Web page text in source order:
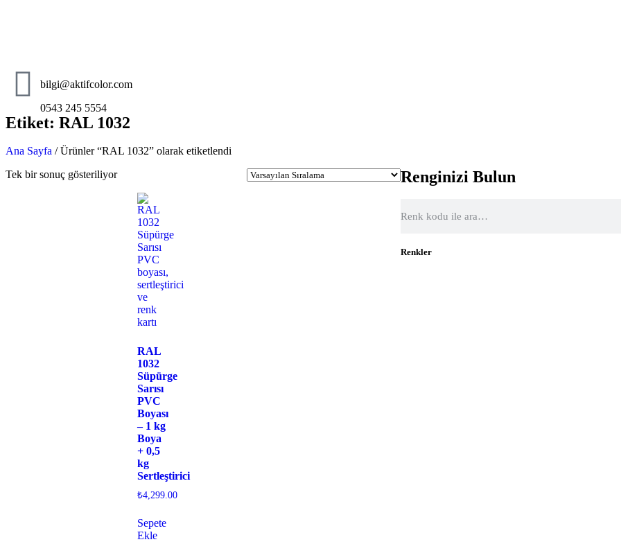
bilgi@aktifcolor.com
0543 245 5554
Etiket: RAL 1032
Ana Sayfa / Ürünler “RAL 1032” olarak etiketlendi
Tek bir sonuç gösteriliyor
RAL
1032
Süpürge
Sarısı
PVC
Boyası
– 1 kg
Boya
+ 0,5
kg
Sertleştirici
₺4,299.00
Sepete
Ekle
Renginizi Bulun
Renkler